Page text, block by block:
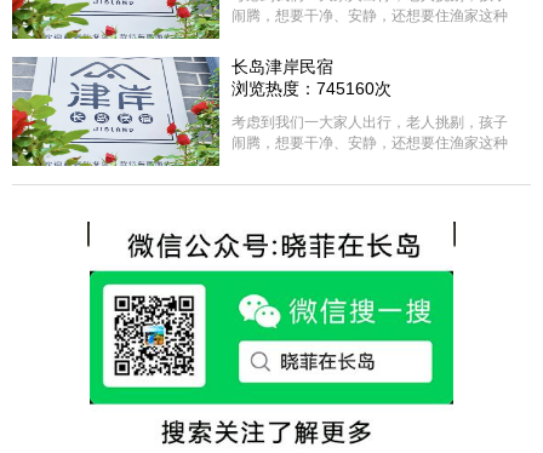
闹腾，想要干净、安静，还想要住渔家这种
选择津岸民宿，实际体验客房很干净，饭菜
方面家里老人也很满意，整体饭菜给搭配的
很好，每顿饭也不重样的，海鲜确实是非常
的新鲜呢，另外值得一提的是，他家的海菜
包子非常好吃。 其实长岛可选的酒店、民宿
各不相同，可以根据自己的喜好选择。非常
热情，能根据我提出的需求来安排房间，这
点很好。
长岛津岸民宿
浏览热度：745160次
考虑到我们一大家人出行，老人挑剔，孩子
闹腾，想要干净、安静，还想要住渔家这种
选择津岸民宿，实际体验客房很干净，饭菜
很好，每顿饭也不重样的，海鲜确实是非常
的新鲜呢，另外值得一提的是，他家的海菜
包子非常好吃。 其实长岛可选的酒店、民宿
各不相同，可以根据自己的喜好选择。非常
推荐津岸民宿，关键是老板娘晓菲很细心、
热情，能根据我提出的需求来安排房间，这
点很好。